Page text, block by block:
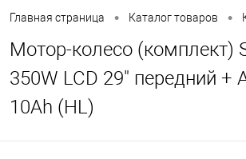
Главная страница • Каталог товаров •
Мотор-колесо (комплект)
350W LCD 29" передний +
10Ah (HL)